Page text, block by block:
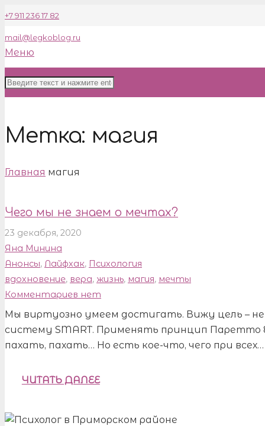
+7 911 236 17 82
mail@legkoblog.ru
Меню
Метка: магия
Главная магия
Чего мы не знаем о мечтах?
23 декабря, 2020
Яна Минина
Анонсы, Лайфхак, Психология
вдохновение, вера, жизнь, магия, мечты
Комментариев нет
Мы виртуозно умеем достигать. Вижу цель –
систему SMART. Применять принцип Паретто
пахать, пахать… Но есть кое-что, чего при всех…
ЧИТАТЬ ДАЛЕЕ